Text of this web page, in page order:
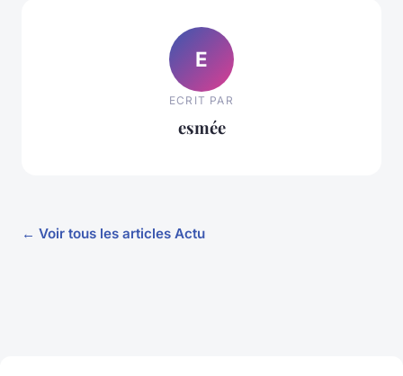
E
ECRIT PAR
esmée
← Voir tous les articles Actu